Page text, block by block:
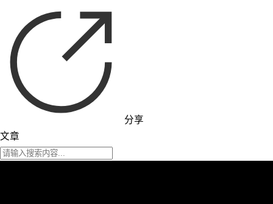
分享
文章